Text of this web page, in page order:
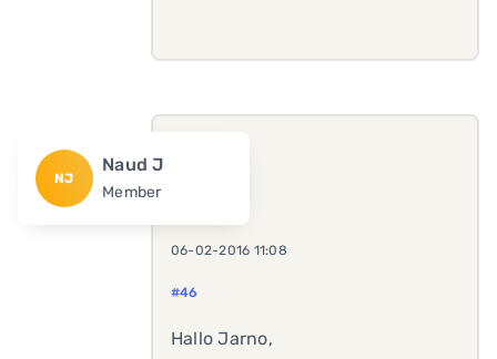
NJ
Naud J
Member
06-02-2016 11:08
#46
Hallo Jarno,